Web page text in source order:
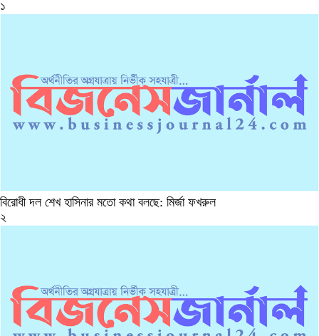
১
বিরোধী দল শেখ হাসিনার মতো কথা বলছে: মির্জা ফখরুল
২